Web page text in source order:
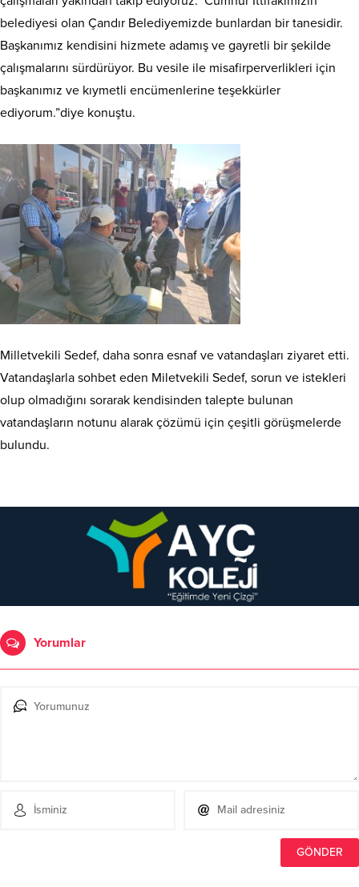
belediyesi olan Çandır Belediyemizde bunlardan bir tanesidir.
Başkanımız kendisini hizmete adamış ve gayretli bir şekilde
çalışmalarını sürdürüyor. Bu vesile ile misafirperverlikleri için
başkanımız ve kıymetli encümenlerine teşekkürler
ediyorum.”diye konuştu.
Milletvekili Sedef, daha sonra esnaf ve vatandaşları ziyaret etti.
Vatandaşlarla sohbet eden Miletvekili Sedef, sorun ve istekleri
olup olmadığını sorarak kendisinden talepte bulunan
vatandaşların notunu alarak çözümü için çeşitli görüşmelerde
bulundu.
Yorumlar